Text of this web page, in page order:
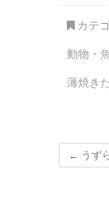
カテ
動物・
薄焼き
← うず